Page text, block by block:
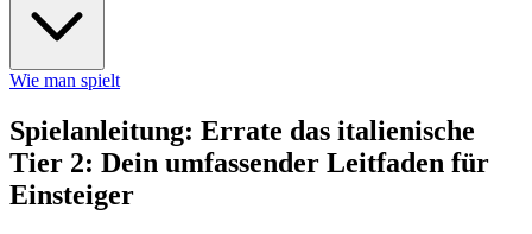
Wie man spielt
Spielanleitung: Errate das italienische
Tier 2: Dein umfassender Leitfaden für
Einsteiger